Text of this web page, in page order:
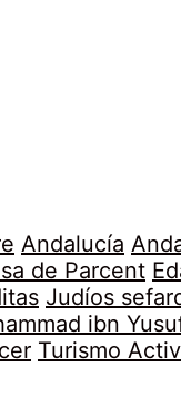
Andalucía
de Parcent
Judíos
ibn
Turismo